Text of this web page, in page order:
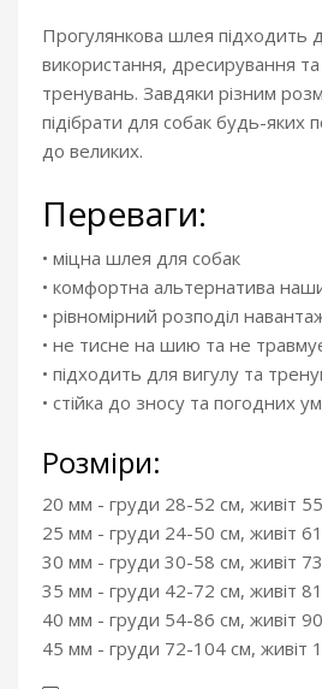
Прогулянкова шлея підходить
використання, дресирування
тренувань. Завдяки різним
підібрати для собак будь-яких
до великих.
Переваги:
• міцна шлея для собак
• комфортна альтернатива
• рівномірний розподіл
• не тисне на шию та не
• підходить для вигулу та
• стійка до зносу та погодних
Розміри:
20 мм - груди 28-52 см, живіт
25 мм - груди 24-50 см, живіт
30 мм - груди 30-58 см, живіт
35 мм - груди 42-72 см, живіт
40 мм - груди 54-86 см, живіт
45 мм - груди 72-104 см, живіт